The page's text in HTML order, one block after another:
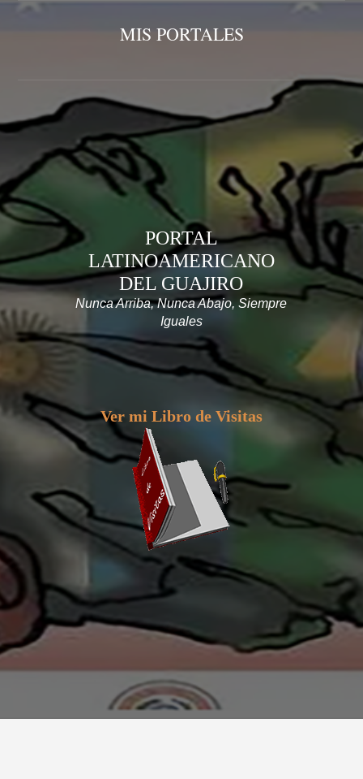
MIS PORTALES
PORTAL
LATINOAMERICANO
DEL GUAJIRO
Nunca Arriba, Nunca Abajo, Siempre
Iguales
Ver mi Libro de Visitas